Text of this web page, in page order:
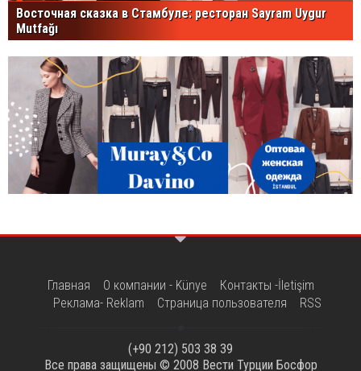
Восточная сказка в Стамбуле: ресторан Sayram Uygur
Mutfağı
Главная О компании - Künye
Контакты -İletişim
Реклама- Reklam
Страница пользователя RSS
(+90 212) 503 38 39
Все права защищены © 2008 Вести Турции Босфор